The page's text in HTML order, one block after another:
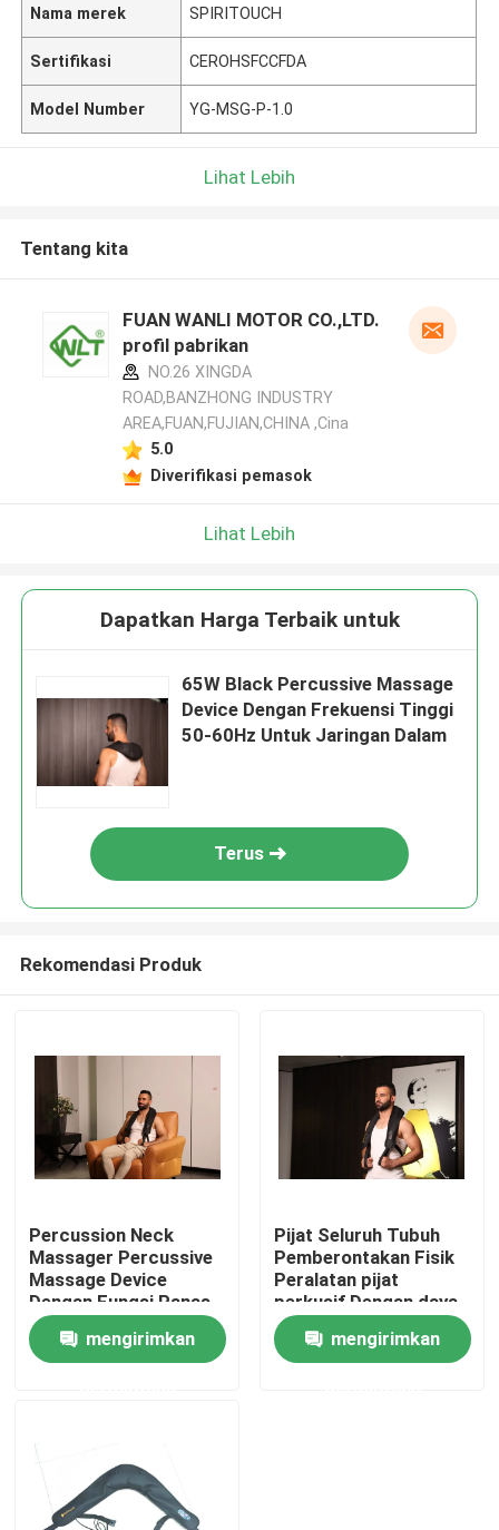
Video
Nama merek SPIRITOUCH
Sertifikasi CEROHSFCCFDA
Model Number YG-MSG-P-1.0
Lihat Lebih
Tentang kita
FUAN WANLI MOTOR CO.,LTD.
profil pabrikan
NO.26 XINGDA
ROAD,BANZHONG INDUSTRY
AREA,FUAN,FUJIAN,CHINA ,Cina
5.0
Diverifikasi pemasok
Lihat Lebih
Dapatkan Harga Terbaik untuk
65W Black Percussive Massage
Device Dengan Frekuensi Tinggi
50-60Hz Untuk Jaringan Dalam
Terus
Rekomendasi Produk
Percussion Neck
Massager Percussive
Massage Device
Dengan Fungsi Panas
mengirimkan
Pijat Seluruh Tubuh
Pemberontakan Fisik
Peralatan pijat
perkusif Dengan daya
65W
mengirimkan